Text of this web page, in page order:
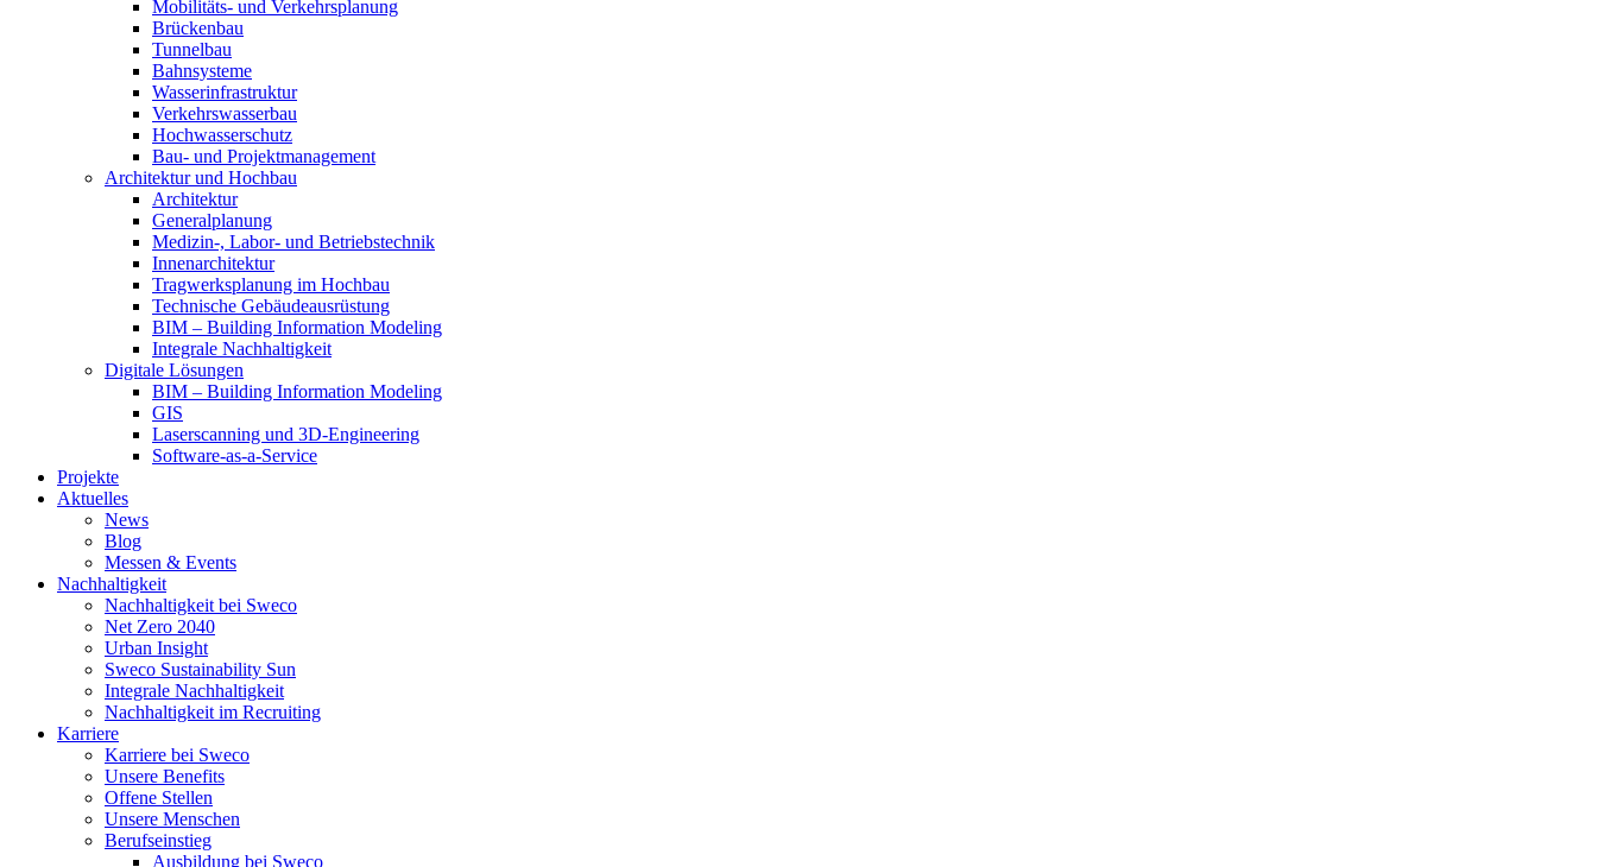
Mobilitäts- und Verkehrsplanung
Brückenbau
Tunnelbau
Bahnsysteme
Wasserinfrastruktur
Verkehrswasserbau
Hochwasserschutz
Bau- und Projektmanagement
Architektur und Hochbau
Architektur
Generalplanung
Medizin-, Labor- und Betriebstechnik
Innenarchitektur
Tragwerksplanung im Hochbau
Technische Gebäudeausrüstung
BIM – Building Information Modeling
Integrale Nachhaltigkeit
Digitale Lösungen
BIM – Building Information Modeling
GIS
Laserscanning und 3D-Engineering
Software-as-a-Service
Projekte
Aktuelles
News
Blog
Messen & Events
Nachhaltigkeit
Nachhaltigkeit bei Sweco
Net Zero 2040
Urban Insight
Sweco Sustainability Sun
Integrale Nachhaltigkeit
Nachhaltigkeit im Recruiting
Karriere
Karriere bei Sweco
Unsere Benefits
Offene Stellen
Unsere Menschen
Berufseinstieg
Ausbildung bei Sweco